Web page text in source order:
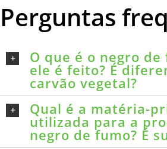
Perguntas
O que é o negro de
ele é feito? É
carvão vegetal?
Qual é a matéria-
utilizada para a
negro de fumo? É